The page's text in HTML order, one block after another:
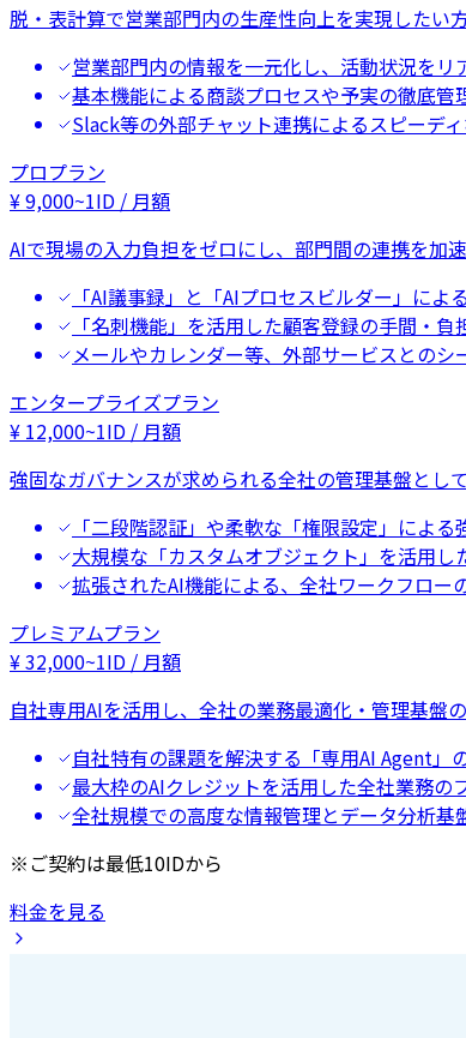
脱・表計算で営業部門内の生産性向上を実現したい
営業部門内の情報を一元化し、活動状況をリ
基本機能による商談プロセスや予実の徹底管
Slack等の外部チャット連携によるスピーデ
プロプラン
¥9,000~1ID / 月額
AIで現場の入力負担をゼロにし、部門間の連携を加
「AI議事録」と「AIプロセスビルダー」によ
「名刺機能」を活用した顧客登録の手間・負
メールやカレンダー等、外部サービスとのシ
エンタープライズプラン
¥ 12,000~1ID / 月額
強固なガバナンスが求められる全社の管理基盤とし
「二段階認証」や柔軟な「権限設定」による
大規模な「カスタムオブジェクト」を活用し
拡張されたAI機能による、全社ワークフロー
プレミアムプラン
¥32,000~1ID / 月額
自社専用AIを活用し、全社の業務最適化・管理基盤
自社特有の課題を解決する「専用AI Agent」
最大枠のAIクレジットを活用した全社業務の
全社規模での高度な情報管理とデータ分析基
※ご契約は最低10IDから
料金を見る